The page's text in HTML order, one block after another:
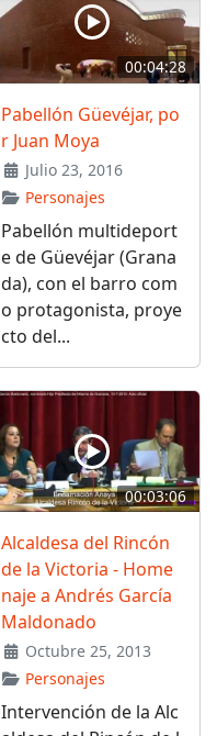
00:04:28
Pabellón Güevéjar, po
r Juan Moya
Julio 23, 2016
Personajes
Pabellón multideport
e de Güevéjar (Grana
da), con el barro com
o protagonista, proye
cto del...
00:03:06
Alcaldesa del Rincón
de la Victoria - Home
naje a Andrés García
Maldonado
Octubre 25, 2013
Personajes
Intervención de la Alc